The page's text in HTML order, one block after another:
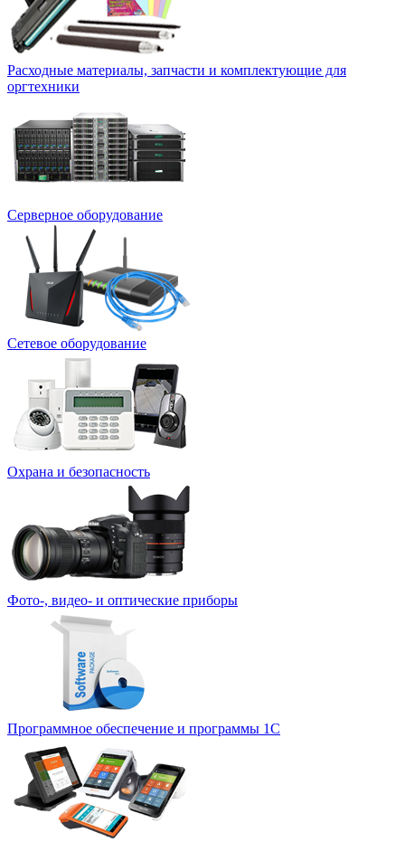
Расходные материалы, запчасти и комплектующие для
оргтехники
Серверное оборудование
Сетевое оборудование
Охрана и безопасность
Фото-, видео- и оптические приборы
Программное обеспечение и программы 1С